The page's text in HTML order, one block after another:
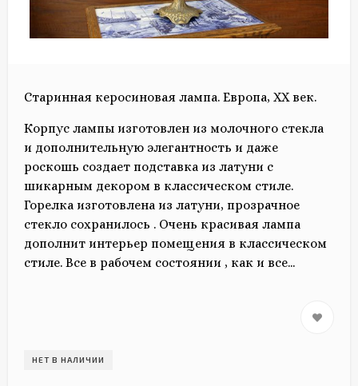
Старинная керосиновая лампа. Европа, ХХ век.
Корпус лампы изготовлен из молочного стекла
и дополнительную элегантность и даже
роскошь создает подставка из латуни с
шикарным декором в классическом стиле.
Горелка изготовлена из латуни, прозрачное
стекло сохранилось . Очень красивая лампа
дополнит интерьер помещения в классическом
стиле. Все в рабочем состоянии , как и все...
НЕТ В НАЛИЧИИ